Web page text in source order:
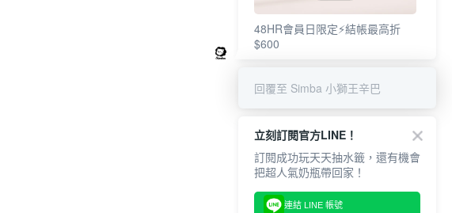
48HR會員日限定⚡結帳最高折
$600
回覆至 Simba 小獅王辛巴
立刻訂閱官方LINE！
訂閱成功玩天天抽水籤，還有機會
把超人氣奶瓶帶回家！
連結 LINE 帳號